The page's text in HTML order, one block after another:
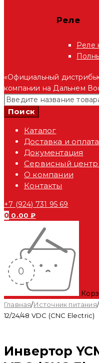
Реле
Реле
«Официальный
компании на Дальнем
Каталог
Доставка и оплата
Документация
Сервисный центр
О компании
Контакты
+7 (924) 731 95 69
0 0.00₽
Главная/Источник питания/
12/24/48 VDC (CNC Electric)
Инвертор